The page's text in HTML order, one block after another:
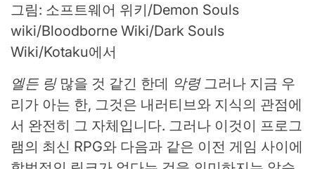
그림: 소프트웨어 위키/Demon Souls
wiki/Bloodborne Wiki/Dark Souls
Wiki/Kotaku에서
엘든 링많을 것 같긴 한데 악령그러나 지금 우
리가 아는 한, 그것은 내러티브와 지식의 관점에
서 완전히 그 자체입니다. 그러나 이것이 프로그
램의 최신 RPG와 다음과 같은 이전 게임 사이에